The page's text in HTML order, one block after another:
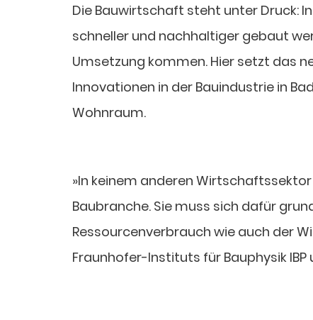
Die Bauwirtschaft steht unter Druck:
schneller und nachhaltiger gebaut
Umsetzung kommen. Hier setzt das
Innovationen in der Bauindustrie in
Wohnraum.
»In keinem anderen
Baubranche. Sie muss sich dafür
Ressourcenverbrauch wie auch der
Fraunhofer-Instituts für Bauphysik